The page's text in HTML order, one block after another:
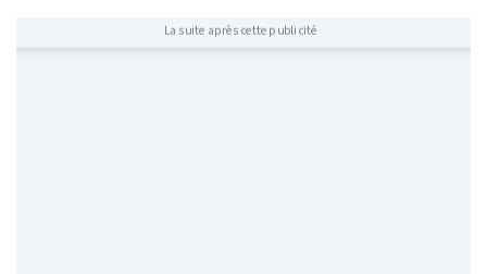
La suite après cette publicité